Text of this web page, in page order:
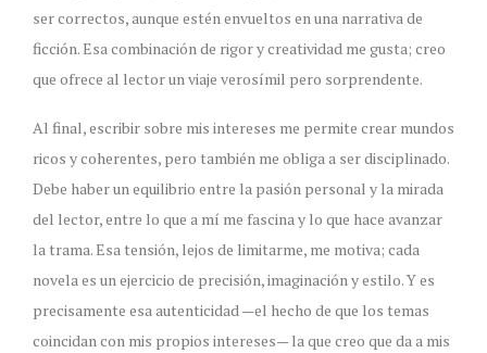
ser correctos, aunque estén envueltos en una narrativa de
ficción. Esa combinación de rigor y creatividad me gusta; creo
que ofrece al lector un viaje verosímil pero sorprendente.
Al final, escribir sobre mis intereses me permite crear mundos
ricos y coherentes, pero también me obliga a ser disciplinado.
Debe haber un equilibrio entre la pasión personal y la mirada
del lector, entre lo que a mí me fascina y lo que hace avanzar
la trama. Esa tensión, lejos de limitarme, me motiva; cada
novela es un ejercicio de precisión, imaginación y estilo. Y es
precisamente esa autenticidad —el hecho de que los temas
coincidan con mis propios intereses— la que creo que da a mis